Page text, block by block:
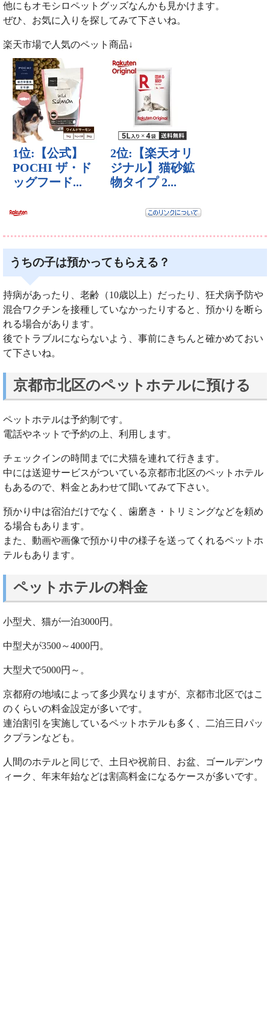
他にもオモシロペットグッズなんかも見かけます。
ぜひ、お気に入りを探してみて下さいね。
楽天市場で人気のペット商品↓
うちの子は預かってもらえる？
持病があったり、老齢（10歳以上）だったり、狂犬病予防や
混合ワクチンを接種していなかったりすると、預かりを断ら
れる場合があります。
後でトラブルにならないよう、事前にきちんと確かめておい
て下さいね。
京都市北区のペットホテルに預ける
ペットホテルは予約制です。
電話やネットで予約の上、利用します。
チェックインの時間までに犬猫を連れて行きます。
中には送迎サービスがついている京都市北区のペットホテル
もあるので、料金とあわせて聞いてみて下さい。
預かり中は宿泊だけでなく、歯磨き・トリミングなどを頼め
る場合もあります。
また、動画や画像で預かり中の様子を送ってくれるペットホ
テルもあります。
ペットホテルの料金
小型犬、猫が一泊3000円。
中型犬が3500～4000円。
大型犬で5000円～。
京都府の地域によって多少異なりますが、京都市北区ではこ
のくらいの料金設定が多いです。
連泊割引を実施しているペットホテルも多く、二泊三日パッ
クプランなども。
人間のホテルと同じで、土日や祝前日、お盆、ゴールデンウ
ィーク、年末年始などは割高料金になるケースが多いです。